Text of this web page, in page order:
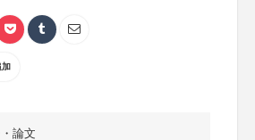
加
論文